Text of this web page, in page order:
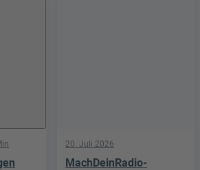
20. Juli 2026
MachDeinRadio-